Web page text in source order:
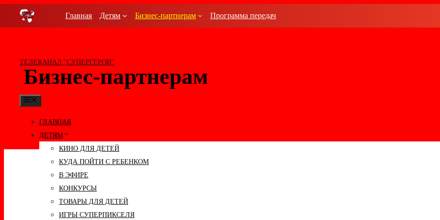
Перейти
Главная Детям Бизнес-партнерам Программа передач
ТЕЛЕКАНАЛ "СУПЕРГЕРОИ"
ГЛАВНАЯ
ДЕТЯМ
КИНО ДЛЯ ДЕТЕЙ
КУДА ПОЙТИ С РЕБЕНКОМ
В ЭФИРЕ
КОНКУРСЫ
ТОВАРЫ ДЛЯ ДЕТЕЙ
ИГРЫ СУПЕРПИКСЕЛЯ
Бизнес-партнерам
О канале